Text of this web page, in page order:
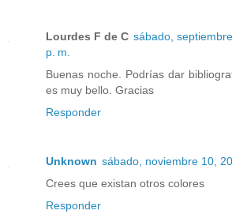
Lourdes F de C sábado,
p. m.
Buenas noche. Podrías dar
es muy bello. Gracias
Responder
Unknown sábado, noviembre 10,
Crees que existan otros colores
Responder